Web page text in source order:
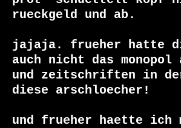
rueckgeld und ab.
jajaja. frueher hatte
auch nicht das
und zeitschriften in
diese arschloecher!
und frueher haette ich